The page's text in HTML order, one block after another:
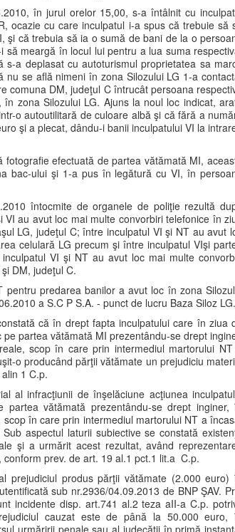
în jurul orelor 15,00, s-a întâlnit cu
ocazie cu care inculpatul i-a spus că trebuie să
şi că trebuia să ia o sumă de bani de la o
meargă în locul lui pentru a lua suma
a deplasat cu autoturismul proprietatea sa
se află nimeni în zona Silozului LG 1-a
comuna DM, judeţul C întrucât persoana
zona Silozului LG. Ajuns la noul loc indicat,
o autoutilitară de culoare albă şi că fără a
şi a plecat, dându-i banii inculpatului VI la
efectuată de partea vătămată MI,
bac-ului şi 1-a pus în legătură cu VI, în
întocmite de organele de poliţie rezultă
au avut loc mai multe convorbiri telefonice în
LG, judeţul C; între inculpatul VI şi NT au avut
celulară LG precum şi între inculpatul VIşi
VI şi NT au avut loc mai multe
DM, judeţul C.
predarea banilor a avut loc în zona
a S.C P S.A. - punct de lucru Baza Siloz LG.
că în drept fapta inculpatului care în ziua
partea vătămată MI prezentându-se drept
scop în care prin intermediul martorului
o producând părţii vătămate un prejudiciu
1 C.p.
al infracţiunii de înşelăciune acţiunea
vătămată prezentându-se drept inginer,
în care prin intermediul martorului NT a
aspectul laturii subiective se constată
şi a urmărit acest rezultat, având
prev. de art. 19 al.1 pct.1 lit.a C.p.
prejudiciul produs părţii vătămate (2.000 euro)
sub nr.2936/04.09.2013 de BNP ŞAV.
incidente disp. art.741 al.2 teza aII-a C.p.
cauzat este de până la 50.000 euro,
urmăririi penale sau al judecăţii în primă